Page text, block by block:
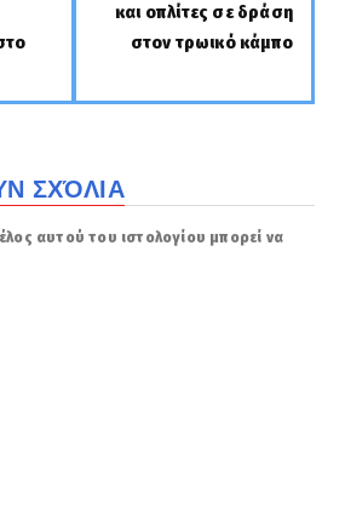
και οπλίτες σε δράση
στον τρωικό κάμπο
ΣΧΌΛΙΑ
αυτού του ιστολογίου μπορεί να